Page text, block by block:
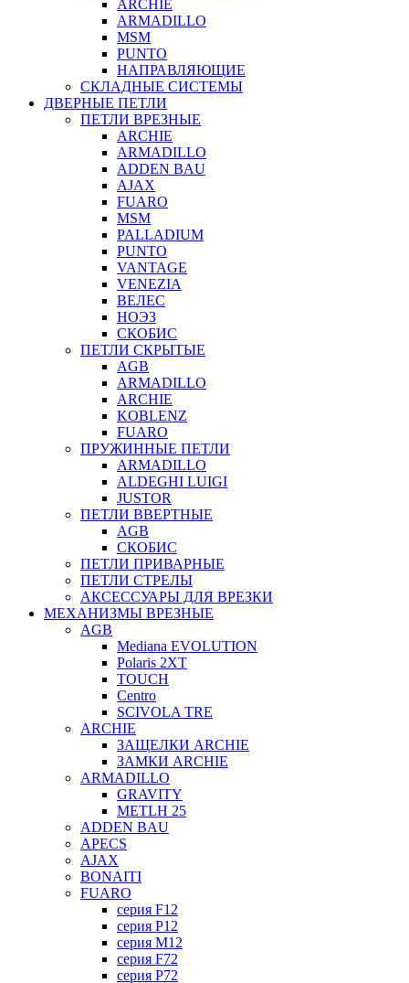
ARCHIE
ARMADILLO
MSM
PUNTO
НАПРАВЛЯЮЩИЕ
СКЛАДНЫЕ СИСТЕМЫ
ДВЕРНЫЕ ПЕТЛИ
ПЕТЛИ ВРЕЗНЫЕ
ARCHIE
ARMADILLO
ADDEN BAU
AJAX
FUARO
MSM
PALLADIUM
PUNTO
VANTAGE
VENEZIA
ВЕЛЕС
НОЭЗ
СКОБИС
ПЕТЛИ СКРЫТЫЕ
AGB
ARMADILLO
ARCHIE
KOBLENZ
FUARO
ПРУЖИННЫЕ ПЕТЛИ
ARMADILLO
ALDEGHI LUIGI
JUSTOR
ПЕТЛИ ВВЕРТНЫЕ
AGB
СКОБИС
ПЕТЛИ ПРИВАРНЫЕ
ПЕТЛИ СТРЕЛЫ
АКСЕССУАРЫ ДЛЯ ВРЕЗКИ
МЕХАНИЗМЫ ВРЕЗНЫЕ
AGB
Mediana EVOLUTION
Polaris 2XT
TOUCH
Centro
SCIVOLA TRE
ARCHIE
ЗАЩЕЛКИ ARCHIE
ЗАМКИ ARCHIE
ARMADILLO
GRAVITY
METLH 25
ADDEN BAU
APECS
AJAX
BONAITI
FUARO
серия F12
серия P12
серия M12
серия F72
серия P72